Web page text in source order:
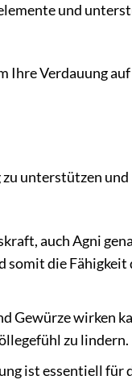
und
Ihre Verdauung
unterstützen
auch Agni
die Fähigkeit
Gewürze wirken
zu lindern.
ist essentiell für